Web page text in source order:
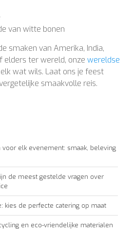
van witte bonen
smaken van Amerika, India,
elders ter wereld, onze wereldse
wat wils. Laat ons je feest
smaakvolle reis.
voor elk evenement: smaak, beleving
de meest gestelde vragen over
kies de perfecte catering op maat
en eco-vriendelijke materialen